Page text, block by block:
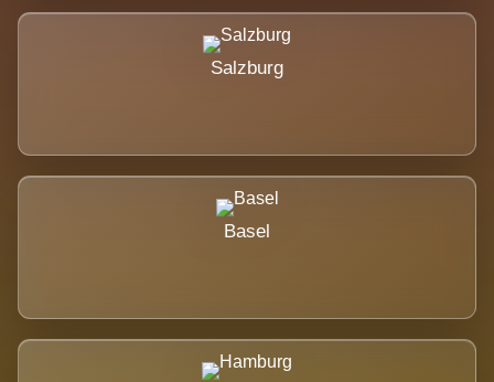
Salzburg
Basel